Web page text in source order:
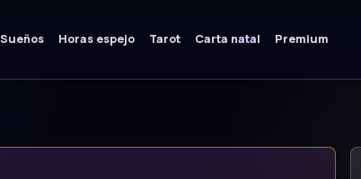
Sueños Horas espejo Tarot Carta natal Premium